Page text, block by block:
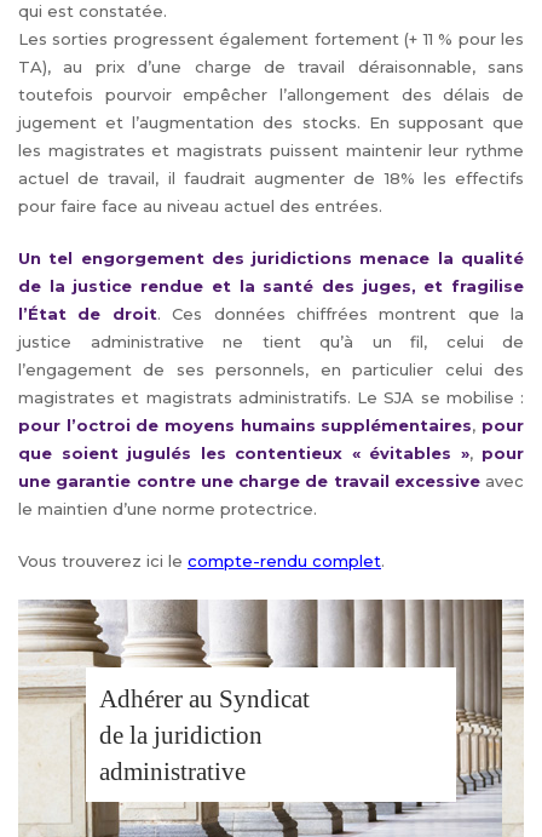
qui est constatée.
Les sorties progressent également fortement (+ 11 % pour les
TA), au prix d’une charge de travail déraisonnable, sans
toutefois pourvoir empêcher l’allongement des délais de
jugement et l’augmentation des stocks. En supposant que
les magistrates et magistrats puissent maintenir leur rythme
actuel de travail, il faudrait augmenter de 18% les effectifs
pour faire face au niveau actuel des entrées.
Un tel engorgement des juridictions menace la qualité
de la justice rendue et la santé des juges, et fragilise
l’État de droit. Ces données chiffrées montrent que la
justice administrative ne tient qu’à un fil, celui de
l’engagement de ses personnels, en particulier celui des
magistrates et magistrats administratifs. Le SJA se mobilise :
pour l’octroi de moyens humains supplémentaires, pour
que soient jugulés les contentieux « évitables », pour
une garantie contre une charge de travail excessiveavec
le maintien d’une norme protectrice.
Vous trouverez ici le compte-rendu complet.
Adhérer au Syndicat
de la juridiction
administrative